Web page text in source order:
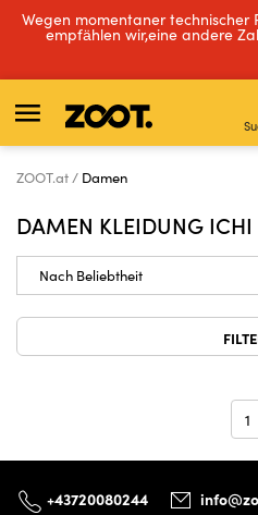
Wegen momentaner
empfählen wir,eine andere
ZOOT.at Damen
DAMEN KLEIDUNG ICHI
1
+43720080244